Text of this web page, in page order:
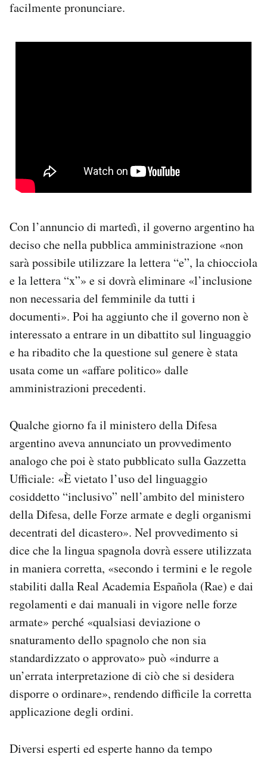
facilmente pronunciare.
Con l’annuncio di martedì, il governo argentino ha
deciso che nella pubblica amministrazione «non
sarà possibile utilizzare la lettera “e”, la chiocciola
e la lettera “x”» e si dovrà eliminare «l’inclusione
non necessaria del femminile da tutti i
documenti». Poi ha aggiunto che il governo non è
interessato a entrare in un dibattito sul linguaggio
e ha ribadito che la questione sul genere è stata
usata come un «affare politico» dalle
amministrazioni precedenti.
Qualche giorno fa il ministero della Difesa
argentino aveva annunciato un provvedimento
analogo che poi è stato pubblicato sulla Gazzetta
Ufficiale: «È vietato l’uso del linguaggio
cosiddetto “inclusivo” nell’ambito del ministero
della Difesa, delle Forze armate e degli organismi
decentrati del dicastero». Nel provvedimento si
dice che la lingua spagnola dovrà essere utilizzata
in maniera corretta, «secondo i termini e le regole
stabiliti dalla Real Academia Española (Rae) e dai
regolamenti e dai manuali in vigore nelle forze
armate» perché «qualsiasi deviazione o
snaturamento dello spagnolo che non sia
standardizzato o approvato» può «indurre a
un’errata interpretazione di ciò che si desidera
disporre o ordinare», rendendo difficile la corretta
applicazione degli ordini.
Diversi esperti ed esperte hanno da tempo